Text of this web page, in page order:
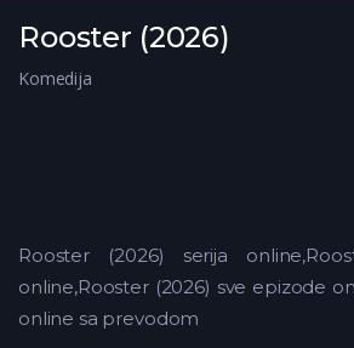
Rooster (2026)
Komedija
Rooster (2026) serija
online,Rooster (2026) sve epizode
online sa prevodom